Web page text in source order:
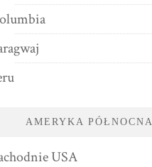
AMERYKA PÓŁNOCNA
USA